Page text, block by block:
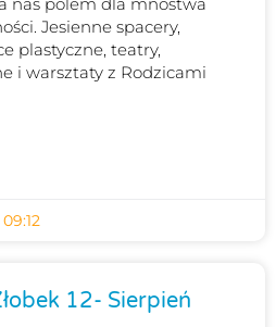
Jesienne spacery,
plastyczne, teatry,
i warsztaty z Rodzicami
09:12
12- Sierpień